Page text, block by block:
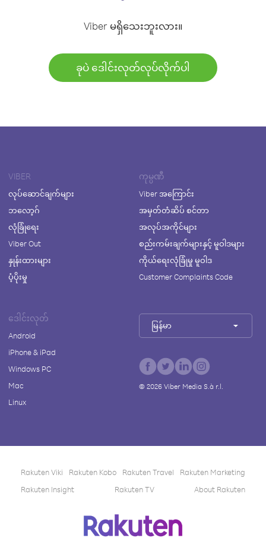
Viber မရှိသေးဘူးလား။
ခုပဲ ဒေါင်းလုတ်လုပ်လိုက်ပါ
VIBER
လုပ်ဆောင်ချက်များ
ဘလော့ဂ်
လုံခြုံရေး
Viber Out
နှုန်းထားများ
ပံ့ပိုးမှု
ကုမ္ပဏီ
Viber အကြောင်း
အမှတ်တံဆိပ် စင်တာ
အလုပ်အကိုင်များ
စည်းကမ်းချက်များနှင့် မူဝါဒများ
ကိုယ်ရေးလုံခြုံမှု မူဝါဒ
Customer Complaints Code
ဒေါင်းလုတ်
Android
iPhone & iPad
Windows PC
Mac
Linux
မြန်မာ
© 2026Viber Media S.à r.l.
Rakuten Viki Rakuten Kobo Rakuten Travel
Rakuten Marketing
Rakuten Insight
Rakuten TV About Rakuten